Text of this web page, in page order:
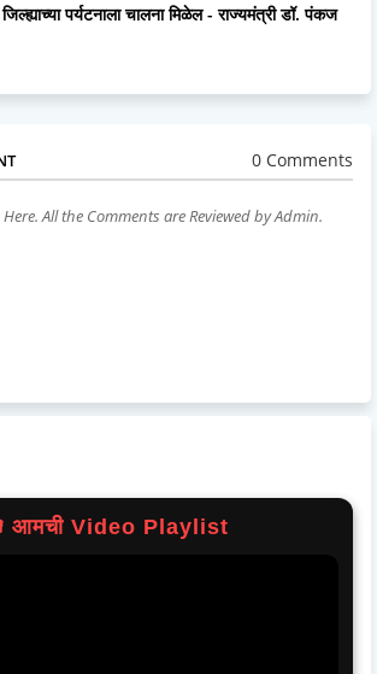
जिल्ह्याच्या पर्यटनाला चालना मिळेल - राज्यमंत्री डॉ. पंकज
0 Comments
All the Comments are Reviewed by Admin.
आमची Video Playlist